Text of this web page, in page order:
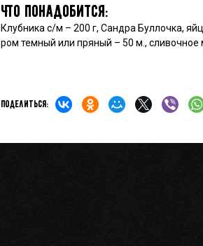
Что понадобится:
Клубника с/м – 200 г, Сандра Буллочка,
ром темный или пряный – 50 м., сливочное
Поделиться: